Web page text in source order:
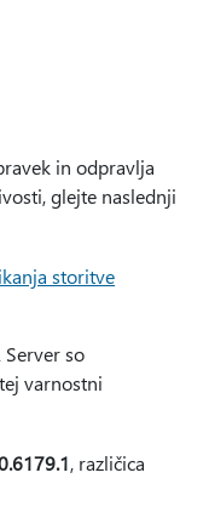
in odpravlja
glejte naslednji
storitve
so
varnostni
, različica